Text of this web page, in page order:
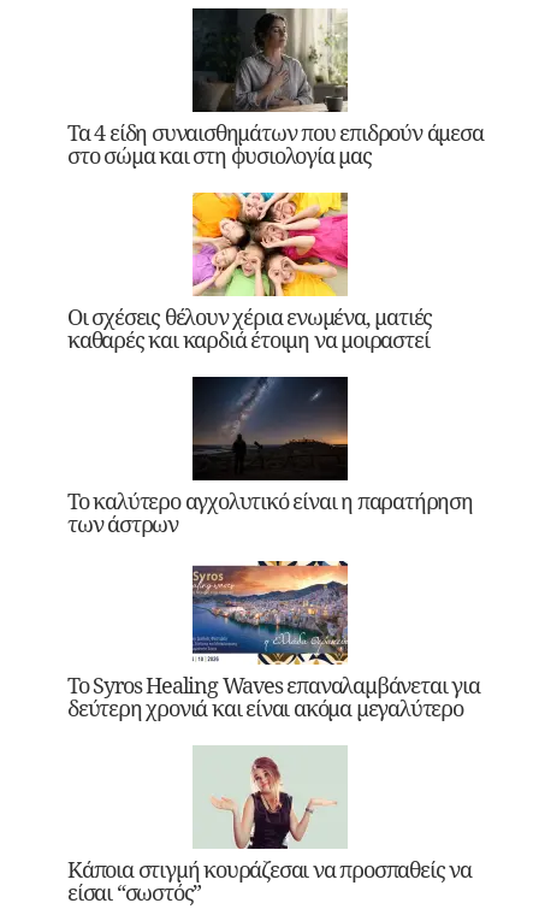
Τα 4 είδη συναισθημάτων που επιδρούν άμεσα
στο σώμα και στη φυσιολογία μας
Οι σχέσεις θέλουν χέρια ενωμένα, ματιές
καθαρές και καρδιά έτοιμη να μοιραστεί
Το καλύτερο αγχολυτικό είναι η παρατήρηση
των άστρων
Το Syros Healing Waves επαναλαμβάνεται για
δεύτερη χρονιά και είναι ακόμα μεγαλύτερο
Κάποια στιγμή κουράζεσαι να προσπαθείς να
είσαι “σωστός”